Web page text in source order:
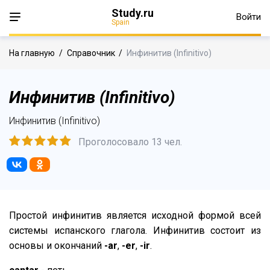
Study.ru
Spain Войти
На главную / Справочник / Инфинитив (Infinitivo)
Инфинитив (Infinitivo)
Инфинитив (Infinitivo)
Проголосовало 13 чел.
Простой инфинитив является исходной формой всей
системы испанского глагола. Инфинитив состоит из
основы и окончаний -ar, -er, -ir.